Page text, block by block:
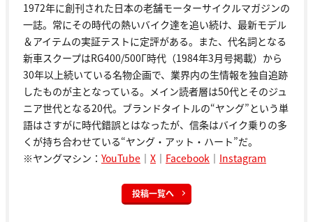
1972年に創刊された日本の老舗モーターサイクルマガジンの
一誌。常にその時代の熱いバイク達を追い続け、最新モデル
＆アイテムの実証テストに定評がある。また、代名詞となる
新車スクープはRG400/500Γ時代（1984年3月号掲載）から
30年以上続いている名物企画で、業界内の生情報を独自追跡
したものが主となっている。メイン読者層は50代とそのジュ
ニア世代となる20代。ブランドタイトルの“ヤング”という単
語はさすがに時代錯誤とはなったが、信条はバイク乗りの多
くが持ち合わせている“ヤング・アット・ハート”だ。
※ヤングマシン： YouTube ｜ X ｜ Facebook ｜ Instagram
投稿一覧へ